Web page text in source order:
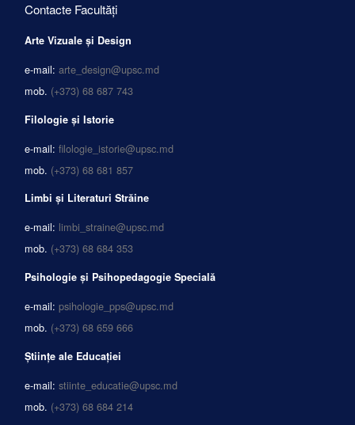
Contacte Facultăți
Arte Vizuale și Design
e-mail: arte_design@upsc.md
mob. (+373) 68 687 743
Filologie și Istorie
e-mail: filologie_istorie@upsc.md
mob. (+373) 68 681 857
Limbi și Literaturi Străine
e-mail: limbi_straine@upsc.md
mob. (+373) 68 684 353
Psihologie și Psihopedagogie Specială
e-mail: psihologie_pps@upsc.md
mob. (+373) 68 659 666
Științe ale Educației
e-mail: stiinte_educatie@upsc.md
mob. (+373) 68 684 214